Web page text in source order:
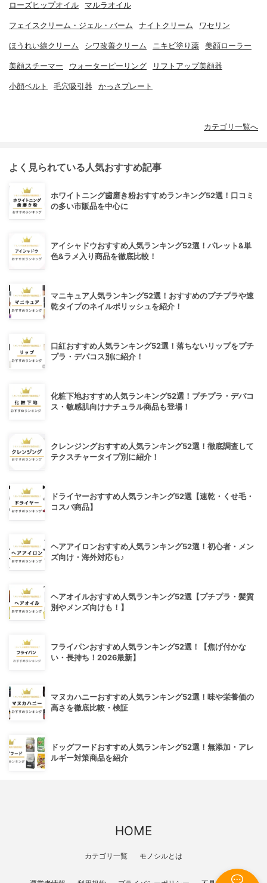
ローズヒップオイル マルラオイル
フェイスクリーム・ジェル・バーム ナイトクリーム ワセリン
ほうれい線クリーム シワ改善クリーム ニキビ塗り薬 美顔ローラー
美顔スチーマー ウォーターピーリング リフトアップ美顔器
小顔ベルト 毛穴吸引器 かっさプレート
カテゴリ一覧へ
よく見られている人気おすすめ記事
ホワイトニング歯磨き粉おすすめランキング52選！口コミ
の多い市販品を中心に
アイシャドウおすすめ人気ランキング52選！パレット&単
色&ラメ入り商品を徹底比較！
マニキュア人気ランキング52選！おすすめのプチプラや速
乾タイプのネイルポリッシュを紹介！
口紅おすすめ人気ランキング52選！落ちないリップをプチ
プラ・デパコス別に紹介！
化粧下地おすすめ人気ランキング52選！プチプラ・デパコ
ス・敏感肌向けナチュラル商品も登場！
クレンジングおすすめ人気ランキング52選！徹底調査して
テクスチャータイプ別に紹介！
ドライヤーおすすめ人気ランキング52選【速乾・くせ毛・
コスパ商品】
ヘアアイロンおすすめ人気ランキング52選！初心者・メン
ズ向け・海外対応も♪
ヘアオイルおすすめ人気ランキング52選【プチプラ・髪質
別やメンズ向けも！】
フライパンおすすめ人気ランキング52選！【焦げ付かな
い・長持ち！2026最新】
マヌカハニーおすすめ人気ランキング52選！味や栄養価の
高さを徹底比較・検証
ドッグフードおすすめ人気ランキング52選！無添加・アレ
ルギー対策商品を紹介
HOME
カテゴリ一覧 モノシルとは